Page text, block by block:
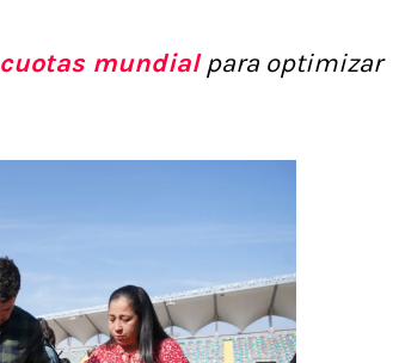
cuotas mundialpara optimizar